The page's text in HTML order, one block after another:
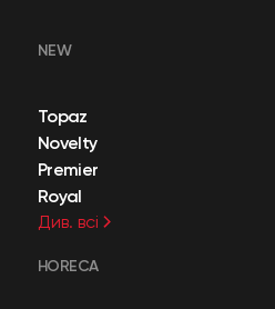
NEW
Topaz
Novelty
Premier
Royal
Див. всі
HORECA